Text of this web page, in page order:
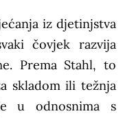
iz djetinjstva
čovjek razvija
Prema Stahl, to
skladom ili težnja
u odnosnima s